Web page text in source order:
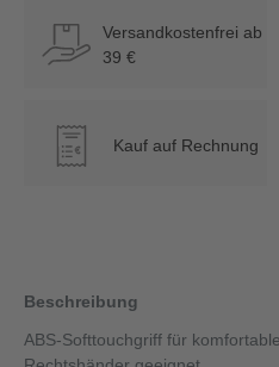
Versandkostenfrei ab
39 €
€ Kauf auf Rechnung
Beschreibung
ABS-Softtouchgriff für